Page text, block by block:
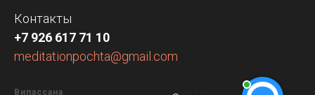
Контакты
+7 926 617 71 10
meditationpochta@gmail.com
Випассана